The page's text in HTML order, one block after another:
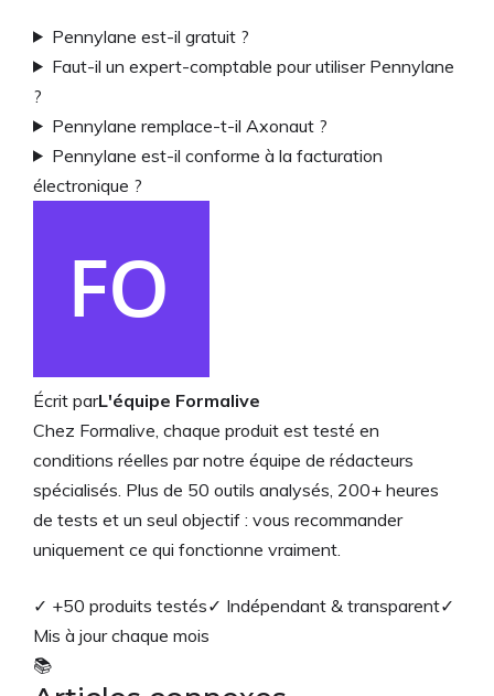
Pennylane est-il gratuit ?
Faut-il un expert-comptable pour utiliser Pennylane
?
Pennylane remplace-t-il Axonaut ?
Pennylane est-il conforme à la facturation
électronique ?
Écrit parL'équipe Formalive
Chez Formalive, chaque produit est testé en
conditions réelles par notre équipe de rédacteurs
spécialisés. Plus de 50 outils analysés, 200+ heures
de tests et un seul objectif : vous recommander
uniquement ce qui fonctionne vraiment.
✓ +50 produits testés✓ Indépendant & transparent✓
Mis à jour chaque mois
📚